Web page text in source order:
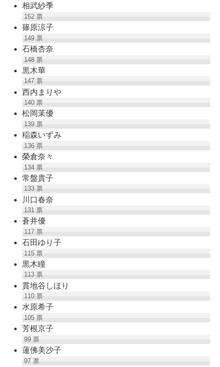
相武紗季
152票
篠原涼子
149票
石橋杏奈
148票
黒木華
147票
西内まりや
140票
松岡茉優
139票
稲森いずみ
136票
榮倉奈々
134票
常盤貴子
133票
川口春奈
131票
蒼井優
117票
石田ゆり子
115票
黒木瞳
113票
貫地谷しほり
110票
水原希子
105票
芳根京子
99票
蓮佛美沙子
97票